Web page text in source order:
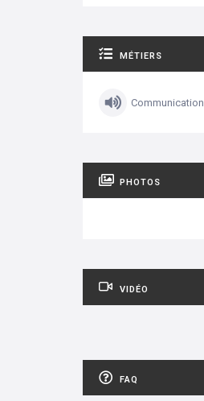
MÉTIERS
Communication
PHOTOS
VIDÉO
FAQ